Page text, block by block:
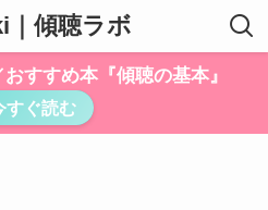
｜傾聴ラボ
すすめ本『傾聴の基本』
すぐ読む